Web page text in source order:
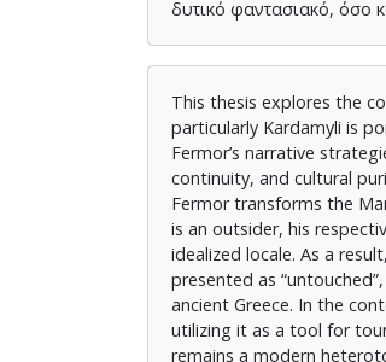
δυτικό φαντασιακό, όσο
This thesis explores the
particularly Kardamyli is
Fermor’s narrative
continuity, and cultural
Fermor transforms the
is an outsider, his
idealized locale. As a
presented as
ancient Greece. In the
utilizing it as a tool for
remains a modern